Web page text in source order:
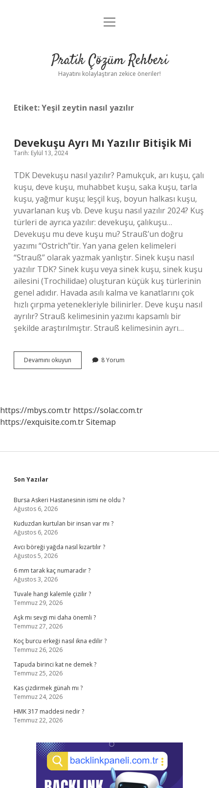
Anasayfa
Yasal Uyarı
menüyü
Pratik Çözüm Rehberi
Hayatını kolaylaştıran zekice öneriler!
Etiket:Yeşil zeytin nasıl yazılır
Devekuşu Ayrı Mı Yazılır Bitişik Mi
Tarih: Eylül 13, 2024
TDK Devekuşu nasıl yazılır? Pamukçuk, arı kuşu, çalı
kuşu, deve kuşu, muhabbet kuşu, saka kuşu, tarla
kuşu, yağmur kuşu; leşçil kuş, boyun halkası kuşu,
yuvarlanan kuş vb. Deve kuşu nasıl yazılır 2024? Kuş
türleri de ayrıca yazılır: devekuşu, çalıkuşu…
Devekuşu mu deve kuşu mu? Strauß’un doğru
yazımı “Ostrich”tir. Yan yana gelen kelimeleri
“Strauß” olarak yazmak yanlıştır. Sinek kuşu nasıl
yazılır TDK? Sinek kuşu veya sinek kuşu, sinek kuşu
ailesini (Trochilidae) oluşturan küçük kuş türlerinin
genel adıdır. Havada asılı kalma ve kanatlarını çok
hızlı çırpma yetenekleriyle bilinirler. Deve kuşu nasıl
ayrılır? Strauß kelimesinin yazımı kapsamlı bir
şekilde araştırılmıştır. Strauß kelimesinin ayrı…
Devamını okuyun Devekuşu
Ayrı
8 Yorum
https://mbys.com.tr https://solac.com.tr
https://exquisite.com.trSitemap
Sidebar
Son Yazılar
Bursa Askeri Hastanesinin ismi ne oldu ?
Ağustos 6, 2026
Kuduzdan kurtulan bir insan var mı ?
Ağustos 6, 2026
Avcı böreği yağda nasıl kızartılır ?
Ağustos 5, 2026
6 mm tarak kaç numaradır ?
Ağustos 3, 2026
Tuvale hangi kalemle çizilir ?
Temmuz 29, 2026
Aşk mı sevgi mi daha önemli ?
Temmuz 27, 2026
Koç burcu erkeği nasıl ikna edilir ?
Temmuz 26, 2026
Tapuda birinci kat ne demek ?
Temmuz 25, 2026
Kas çizdirmek günah mı ?
Temmuz 24, 2026
HMK 317 maddesi nedir ?
Temmuz 22, 2026